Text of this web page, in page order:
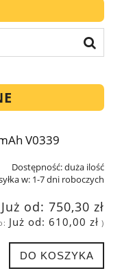
V0339
Dostępność:duża ilość
w: 1-7 dni roboczych
Już od: 750,30 zł
Już od: 610,00 zł )
DO KOSZYKA